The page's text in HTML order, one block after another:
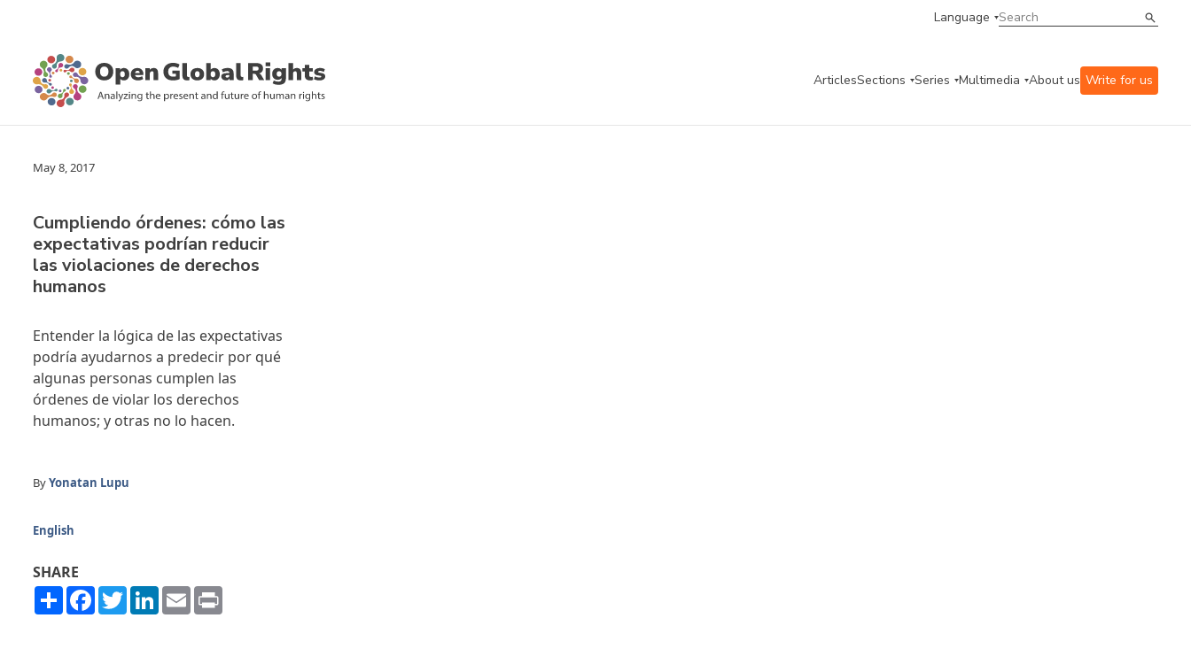
Language
ArticlesSections Series Multimedia About us Write for us
May 8, 2017
Cumpliendo órdenes: cómo las
expectativas podrían reducir
las violaciones de derechos
humanos
Entender la lógica de las expectativas
podría ayudarnos a predecir por qué
algunas personas cumplen las
órdenes de violar los derechos
humanos; y otras no lo hacen.
ByYonatan Lupu
English
SHARE
ShareFacebook
TwitterLinkedIn
Email